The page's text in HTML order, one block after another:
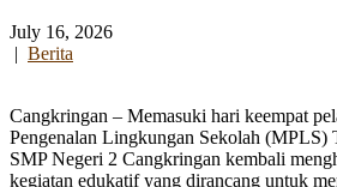
July 16, 2026
| Berita
Cangkringan – Memasuki hari keempat
Pengenalan Lingkungan Sekolah (MPLS)
SMP Negeri 2 Cangkringan kembali
kegiatan edukatif yang dirancang untuk